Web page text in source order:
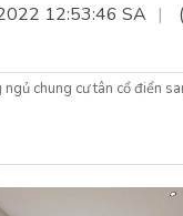
12:53:46 SA |
ngủ chung cư tân cổ điển